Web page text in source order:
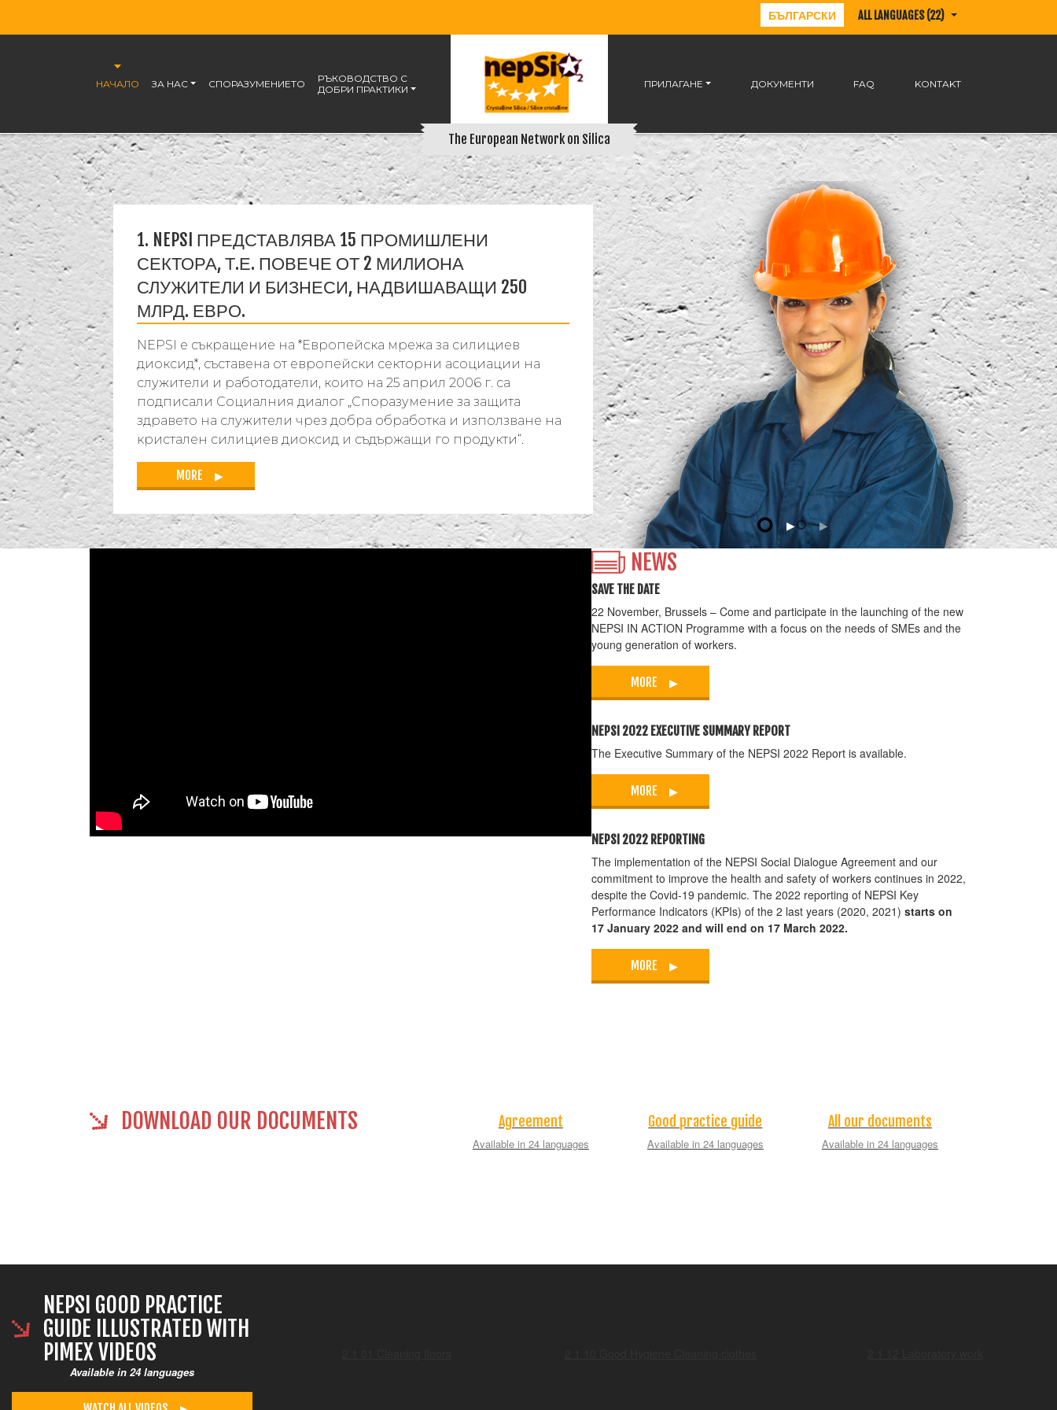
БЪЛГАРСКИ ALL LANGUAGES (22)
НАЧАЛО ЗА НАС СПОРАЗУМЕНИЕТО
РЪКОВОДСТВО С
ДОБРИ ПРАКТИКИ
The European Network on Silica
ПРИЛАГАНЕ ДОКУМЕНТИ FAQ KONTAKT
1. NEPSI ПРЕДСТАВЛЯВА 15 ПРОМИШЛЕНИ
СЕКТОРА, Т.Е. ПОВЕЧЕ ОТ 2 МИЛИОНА
СЛУЖИТЕЛИ И БИЗНЕСИ, НАДВИШАВАЩИ 250
МЛРД. ЕВРО.
NEPSI е съкращение на *Европейска мрежа за силициев
диоксид*, съставена от европейски секторни асоциации на
служители и работодатели, които на 25 април 2006 г. са
подписали Социалния диалог „Споразумение за защита
здравето на служители чрез добра обработка и използване на
кристален силициев диоксид и съдържащи го продукти“.
MORE
NEWS
SAVE THE DATE
22 November, Brussels – Come and participate in the launching of the new
NEPSI IN ACTION Programme with a focus on the needs of SMEs and the
young generation of workers.
MORE
NEPSI 2022 EXECUTIVE SUMMARY REPORT
The Executive Summary of the NEPSI 2022 Report is available.
MORE
NEPSI 2022 REPORTING
The implementation of the NEPSI Social Dialogue Agreement and our
commitment to improve the health and safety of workers continues in 2022,
despite the Covid-19 pandemic. The 2022 reporting of NEPSI Key
Performance Indicators (KPIs) of the 2 last years (2020, 2021) starts on
17 January 2022 and will end on 17 March 2022.
MORE
DOWNLOAD OUR DOCUMENTS Agreement
Available in 24 languages
Good practice guide
Available in 24 languages
All our documents
Available in 24 languages
NEPSI GOOD PRACTICE
GUIDE ILLUSTRATED WITH
PIMEX VIDEOS
Available in 24 languages